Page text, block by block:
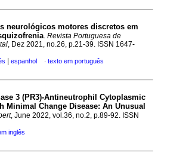
neurológicos motores discretos em
. Revista Portuguesa de
, Dez 2021, no.26, p.21-39. ISSN 1647-
espanhol · texto em português
3 (PR3)-Antineutrophil Cytoplasmic
Minimal Change Disease: An Unusual
, June 2022, vol.36, no.2, p.89-92. ISSN
inglês